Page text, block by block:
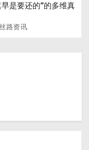
是要还的”的多维真
丝路资讯